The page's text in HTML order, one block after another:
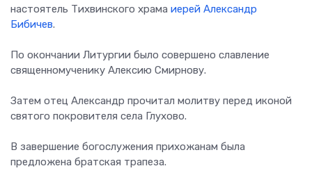
настоятель Тихвинского храма иерей Александр
Бибичев.
По окончании Литургии было совершено славление
священномученику Алексию Смирнову.
Затем отец Александр прочитал молитву перед иконой
святого покровителя села Глухово.
В завершение богослужения прихожанам была
предложена братская трапеза.